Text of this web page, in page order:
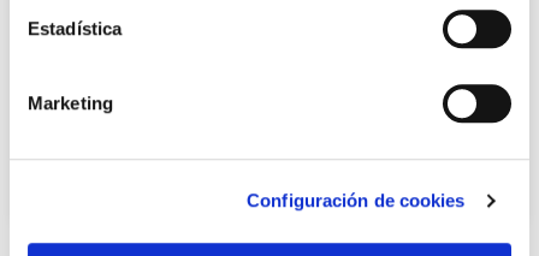
Estadística
Marketing
Configuración de cookies